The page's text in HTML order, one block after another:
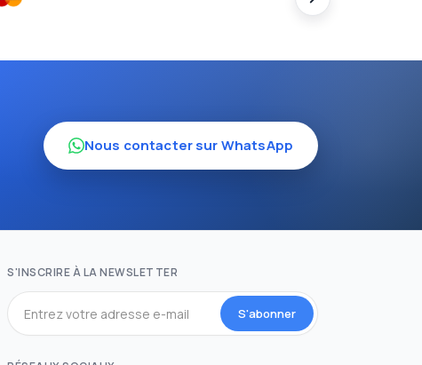
Nous contacter sur WhatsApp
S'INSCRIRE À LA NEWSLETTER
S'abonner